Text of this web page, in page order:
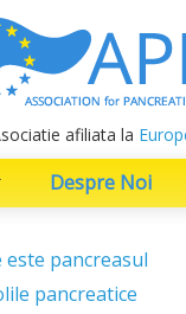
afiliata la
Despre Noi
este pancreasul
pancreatice